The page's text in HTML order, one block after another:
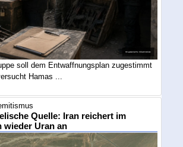
soll dem Entwaffnungsplan zugestimmt
Hamas ...
Quelle: Iran reichert im
wieder Uran an